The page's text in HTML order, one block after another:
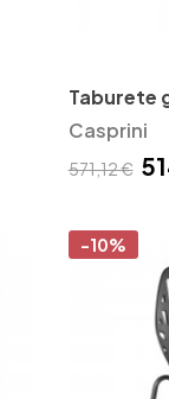
Taburete
Casprini
571,12 €
-10%